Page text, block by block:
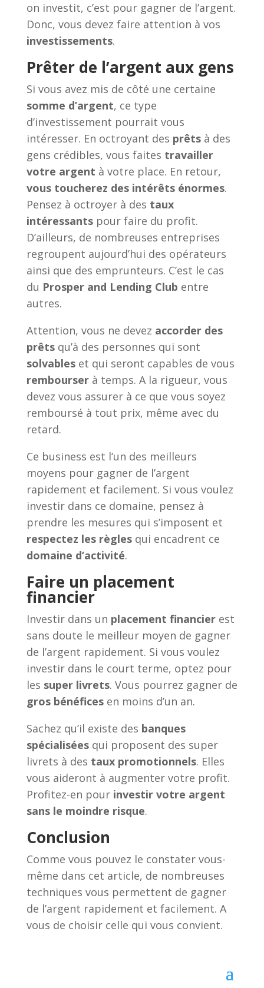
on investit, c’est pour gagner de l’argent.
Donc, vous devez faire attention à vos
investissements.
Prêter de l’argent aux gens
Si vous avez mis de côté une certaine
somme d’argent, ce type
d’investissement pourrait vous
intéresser. En octroyant des prêtsà des
gens crédibles, vous faites travailler
votre argent à votre place. En retour,
vous toucherez des intérêts énormes.
Pensez à octroyer à des taux
intéressantspour faire du profit.
D’ailleurs, de nombreuses entreprises
regroupent aujourd’hui des opérateurs
ainsi que des emprunteurs. C’est le cas
du Prosper and Lending Club entre
autres.
Attention, vous ne devez accorder des
prêtsqu’à des personnes qui sont
solvableset qui seront capables de vous
rembourserà temps. A la rigueur, vous
devez vous assurer à ce que vous soyez
remboursé à tout prix, même avec du
retard.
Ce business est l’un des meilleurs
moyens pour gagner de l’argent
rapidement et facilement. Si vous voulez
investir dans ce domaine, pensez à
prendre les mesures qui s’imposent et
respectez les règlesqui encadrent ce
domaine d’activité.
Faire un placement
financier
Investir dans un placement financierest
sans doute le meilleur moyen de gagner
de l’argent rapidement. Si vous voulez
investir dans le court terme, optez pour
les super livrets. Vous pourrez gagner de
gros bénéficesen moins d’un an.
Sachez qu’il existe des banques
spécialiséesqui proposent des super
livrets à des taux promotionnels. Elles
vous aideront à augmenter votre profit.
Profitez-en pour investir votre argent
sans le moindre risque.
Conclusion
Comme vous pouvez le constater vous-
même dans cet article, de nombreuses
techniques vous permettent de gagner
de l’argent rapidement et facilement. A
vous de choisir celle qui vous convient.